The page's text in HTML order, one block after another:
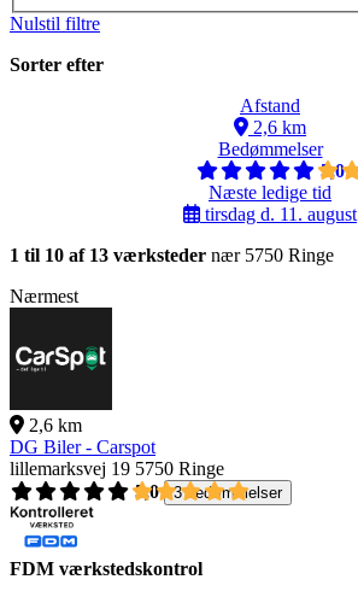
Nulstil filtre
Sorter efter
Afstand
2,6 km
Bedømmelser
5,0
Næste ledige tid
tirsdag d. 11. august
1 til 10 af 13 værksteder nær 5750 Ringe
Nærmest
2,6 km
DG Biler - Carspot
lillemarksvej 19 5750 Ringe
5,0
3 bedømmelser
FDM værkstedskontrol